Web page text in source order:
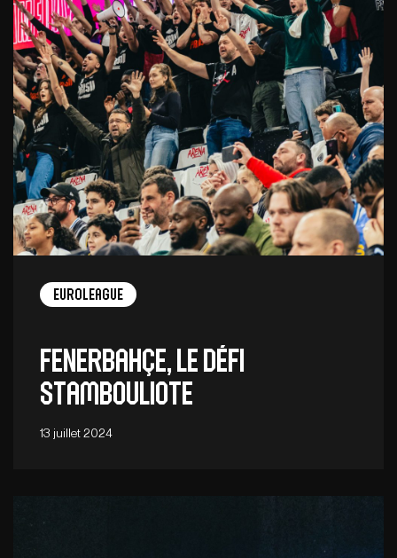
EuroLeague
Fenerbahçe, le défi
stambouliote
13 juillet 2024